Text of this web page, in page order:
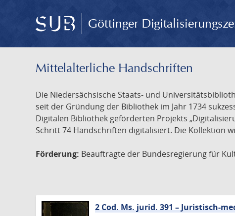
Göttinger
Mittelalterliche Handschriften
Die Niedersächsische Staats- und
seit der Gründung der Bibliothek im Jahr 1734
Digitalen Bibliothek geförderten Projekts
Schritt 74 Handschriften digitalisiert. Die Kollektion
Förderung: Beauftragte der Bundesregierung für
2 Cod. Ms. jurid. 391 – Juristisch-